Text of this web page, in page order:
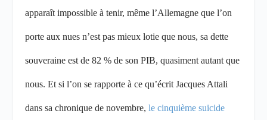
apparaît impossible à tenir, même l’Allemagne que l’on
porte aux nues n’est pas mieux lotie que nous, sa dette
souveraine est de 82 % de son PIB, quasiment autant que
nous. Et si l’on se rapporte à ce qu’écrit Jacques Attali
dans sa chronique de novembre,le cinquième suicide